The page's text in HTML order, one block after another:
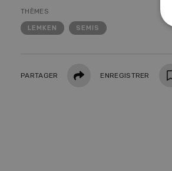
THÈMES
LEMKEN SEMIS
PARTAGER PartagerENREGISTRER